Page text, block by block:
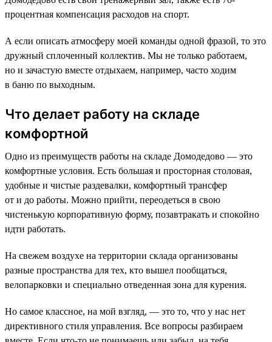
процентная компенсация расходов на спорт.
А если описать атмосферу моей команды одной фразой, то это
дружный сплоченный коллектив. Мы не только работаем,
но и зачастую вместе отдыхаем, например, часто ходим
в баню по выходным.
Что делает работу на складе
комфортной
Одно из преимуществ работы на складе Домодедово — это
комфортные условия. Есть большая и просторная столовая,
удобные и чистые раздевалки, комфортный трансфер
от и до работы. Можно прийти, переодеться в свою
чистенькую корпоративную форму, позавтракать и спокойно
идти работать.
На свежем воздухе на территории склада организованы
разные пространства для тех, кто вышел пообщаться,
велопарковки и специально отведенная зона для курения.
Но самое классное, на мой взгляд, — это то, что у нас нет
директивного стиля управления. Все вопросы разбираем